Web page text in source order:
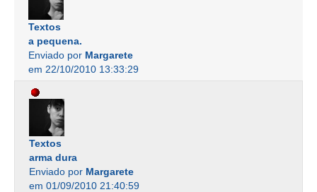
Textos
a pequena.
Enviado por Margarete
em 22/10/2010 13:33:29
Textos
arma dura
Enviado por Margarete
em 01/09/2010 21:40:59